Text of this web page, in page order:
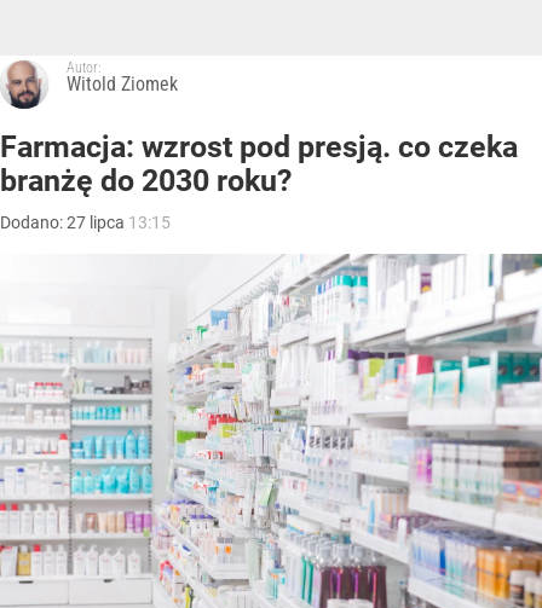
Autor:
Witold Ziomek
Farmacja: wzrost pod presją. co czeka
branżę do 2030 roku?
Dodano:27 lipca 13:15